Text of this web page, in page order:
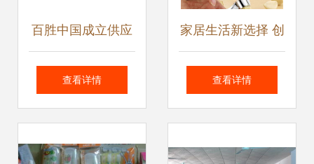
百胜中国成立供应
链管理公司，注册
餐饮布局
查看详情
家居生活新选择 创
意厨房用具与实用
查看详情